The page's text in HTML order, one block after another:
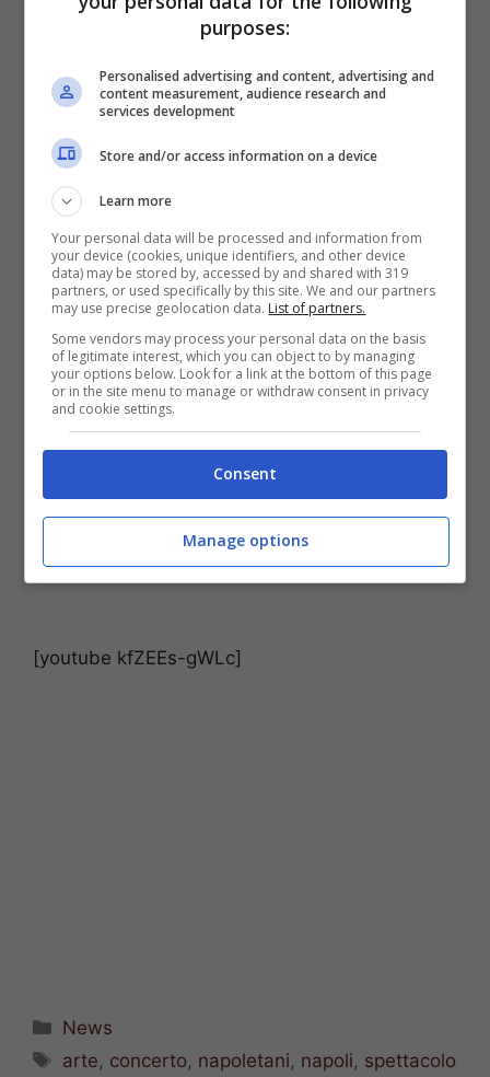
tradizionale di un popolo che guarda al passato
e da questi si ispira nella sua musica e nella sua
E di sicuro questo sarà uno spettacolo che,
seguendo la scia del film, sottolineerà, come il
film e diversamente dal film, il ricchissimo
patrimonio melodico partenopeo in un incontro
seducente tra il passato illustre della canzone
tradizionale e l’anima creativa della Napoli
contemporanea. Per maggiori informazioni è
disponibile on line il sito ufficiale del tour
all’indirizzowww.passionetour.it.
[youtube kfZEEs-gWLc]
Categorie
News
Tag
arte, concerto, napoletani, napoli, spettacolo
purposes:
Personalised advertising and content, advertising and
content measurement, audience research and
services development
Store and/or access information on a device
Learn more
Your personal data will be processed and information from
your device (cookies, unique identifiers, and other device
data) may be stored by, accessed by and shared with 319
partners, or used specifically by this site. We and our partners
may use precise geolocation data. List of partners.
Some vendors may process your personal data on the basis
of legitimate interest, which you can object to by managing
your options below. Look for a link at the bottom of this page
or in the site menu to manage or withdraw consent in privacy
and cookie settings.
Consent
Manage options